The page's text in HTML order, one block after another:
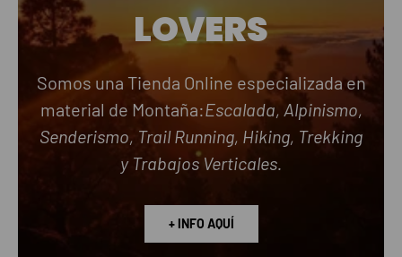
LOVERS
Somos una Tienda Online especializada en
material de Montaña:Escalada, Alpinismo,
Senderismo, Trail Running, Hiking, Trekking
y Trabajos Verticales.
+ INFO AQUÍ